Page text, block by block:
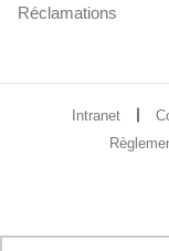
Réclamations
Intranet